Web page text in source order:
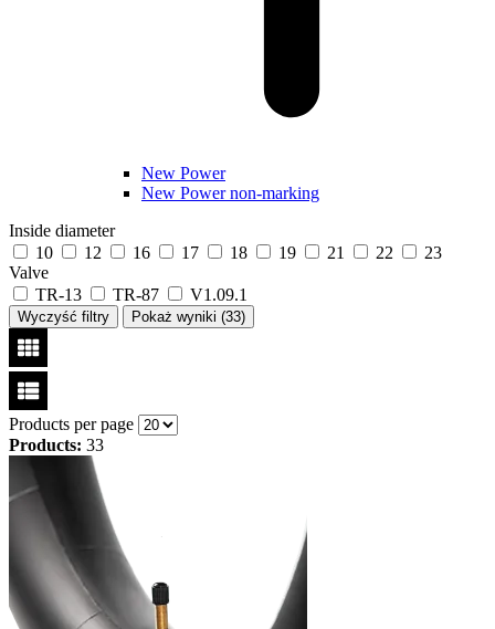
New Power
New Power non-marking
Inside diameter
10
12 16 17 18 19 21 22
23
Valve
TR-13
TR-87 V1.09.1
Wyczyść filtry Pokaż wyniki (33)
Products per page
Products: 33